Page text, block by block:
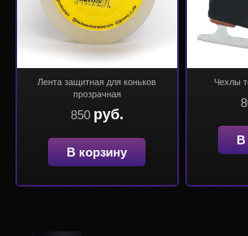
Лента защитная для коньков
прозрачная
850 руб.
В корзину
Чехлы
В